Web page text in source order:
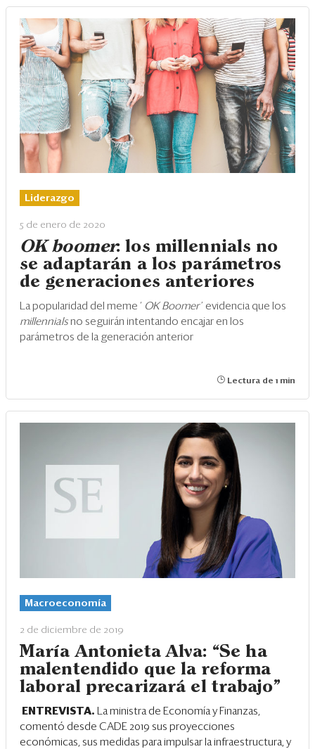
Liderazgo
5 de enero de 2020
OK boomer: los millennials no
se adaptarán a los parámetros
de generaciones anteriores
La popularidad del meme ‘ OK Boomer’ evidencia que los
millennials no seguirán intentando encajar en los
parámetros de la generación anterior
Lectura de 1 min
Macroeconomía
2 de diciembre de 2019
María Antonieta Alva: “Se ha
malentendido que la reforma
laboral precarizará el trabajo”
ENTREVISTA.
La ministra de Economía y Finanzas,
comentó desde CADE 2019 sus proyecciones
económicas, sus medidas para impulsar la infraestructura, y